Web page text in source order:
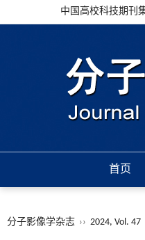
中国高校科技期刊
首页
分子影像学杂志 ›› 2024, Vol. 47